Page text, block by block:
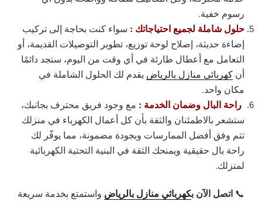
رسوم خفية.
حلول شاملة لجميع احتياجاتك : سواء كنت بحاجة إلى تركيب
إضاءة حديثة، إصلاح لوحة توزيع، تطوير التوصيلات القديمة، أو
التعامل مع أعطال طارئة في أي وقت من اليوم، ستجد دائمًا
أن كهربائي منازل بالرياض يقدم لك الحلول الشاملة في
مكان واحد.
راحة البال وضمان الخدمة : مع وجود فريق محترف بجانبك،
ستشعر بالاطمئنان والثقة بأن كل أعمال الكهرباء في منزلك
تتم وفق أفضل الممارسات وبجودة مضمونة، مما يوفّر لك
راحة بال حقيقية ويمنحك الثقة في البنية التحتية الكهربائية
لمنزلك.
📞 اتصل الآن بكهربائي منازل بالرياض واستمتع بخدمة سريعة